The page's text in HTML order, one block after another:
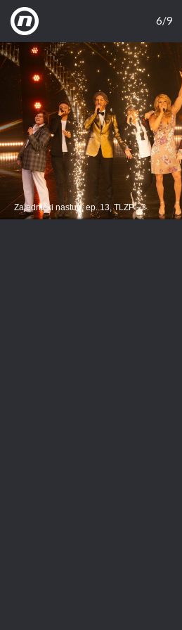
6/9
Zajednički nastup, ep. 13, TLZP - 3